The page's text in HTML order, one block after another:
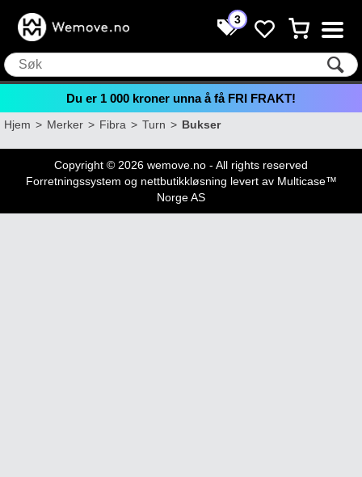
3
Du er 1 000 kroner unna å få FRI FRAKT!
Hjem>Merker>Fibra>Turn>Bukser
Copyright © 2026 wemove.no - All rights reserved
Forretningssystem og nettbutikkløsning levert av Multicase™
Norge AS